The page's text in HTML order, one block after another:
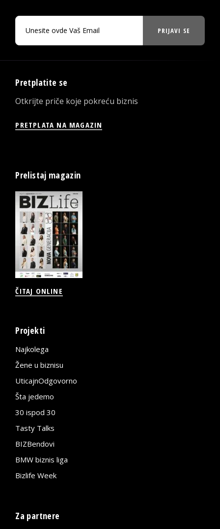
PRIJAVI SE
Pretplatite se
Otkrijte priče koje pokreću biznis
PRETPLATA NA MAGAZIN
Prelistaj magazin
ČITAJ ONLINE
Projekti
Najkolega
Žene u biznisu
UticajnOdgovorno
Šta jedemo
30 ispod 30
Tasty Talks
BIZBendovi
BMW biznis liga
Bizlife Week
Za partnere